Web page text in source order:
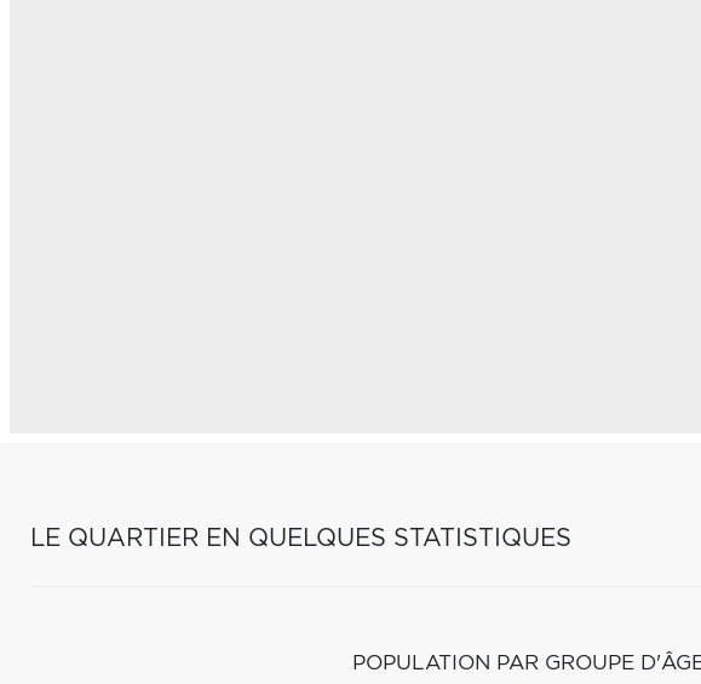
LE QUARTIER EN QUELQUES STATISTIQUES
POPULATION PAR GROUPE